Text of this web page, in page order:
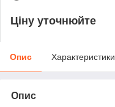
Ціну уточнюйте
Опис Характеристики
Опис